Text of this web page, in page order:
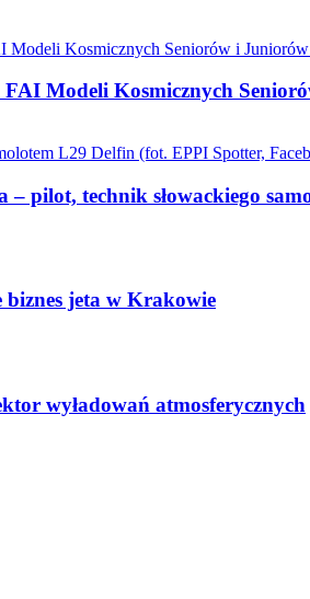
Modeli Kosmicznych
– pilot, technik słowackiego
jeta w Krakowie
wyładowań atmosferycznych